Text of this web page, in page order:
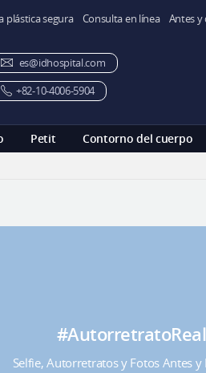
plástica segura Consulta en línea Antes y
Petit Contorno del cuerpo
es@idhospital.com
+82-10-4006-5904
#AutorretratoReal
Selfie, Autorretratos y Fotos Antes y